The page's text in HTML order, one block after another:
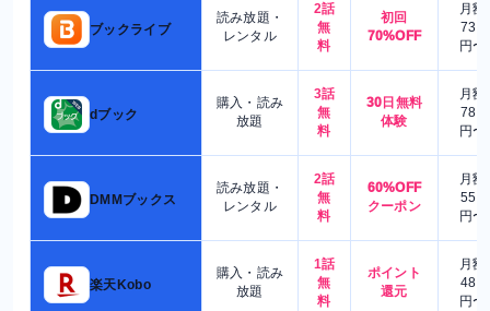
ブックライブ
読み放題・
レンタル
2話
無
料
初回
70%OFF
月額
730
円〜
dブック
購入・読み
放題
3話
無
料
30日無料
体験
月額
780
円〜
DMMブックス
読み放題・
レンタル
2話
無
料
60%OFF
クーポン
月額
550
円〜
楽天Kobo
購入・読み
放題
1話
無
料
ポイント
還元
月額
480
円〜